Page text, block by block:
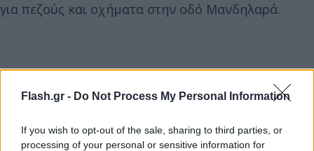
Flash.gr - Do Not Process My Personal Information
If you wish to opt-out of the sale, sharing to third parties, or
processing of your personal or sensitive information for
για πεζούς και οχήματα στην οδό Μανδηλαρά.